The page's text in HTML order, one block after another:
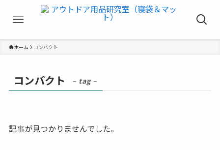
ホーム コンパクト
コンパクト – tag –
記事が見つかりませんでした。